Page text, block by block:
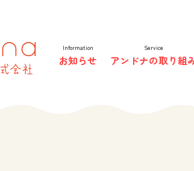
Information
お知らせ
Service
アンドナの取り組